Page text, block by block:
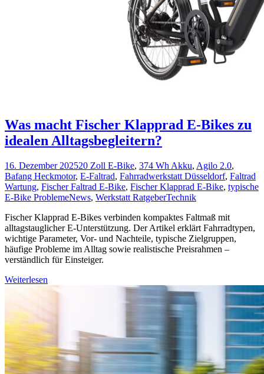
Was macht Fischer Klapprad E-Bikes zu
idealen Alltagsbegleitern?
16. Dezember 202520 Zoll E-Bike, 374 Wh Akku, Agilo 2.0,
Bafang Heckmotor, E-Faltrad, Fahrradwerkstatt Düsseldorf, Faltrad
Wartung, Fischer Faltrad E-Bike, Fischer Klapprad E-Bike, typische
E-Bike ProblemeNews, Werkstatt RatgeberTechnik
Fischer Klapprad E-Bikes verbinden kompaktes Faltmaß mit
alltagstauglicher E-Unterstützung. Der Artikel erklärt Fahrradtypen,
wichtige Parameter, Vor- und Nachteile, typische Zielgruppen,
häufige Probleme im Alltag sowie realistische Preisrahmen –
verständlich für Einsteiger.
Weiterlesen